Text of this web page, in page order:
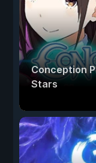
Conception
Stars